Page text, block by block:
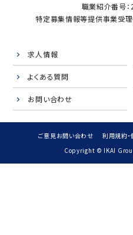
職業紹介番号
特定募集情報等提供事業受理
求人情報
よくある質問
お問い合わせ
ご意見お問い合わせ 利用規約
Copyright © IKAI